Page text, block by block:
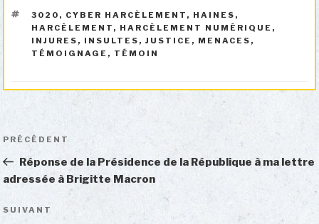
ÉTIQUETTES
3020 , CYBER HARCÈLEMENT , HAINES ,
HARCÈLEMENT , HARCÈLEMENT NUMÉRIQUE ,
INJURES , INSULTES , JUSTICE , MENACES ,
TÉMOIGNAGE , TÉMOIN
Navigation
l’article
Article
précédent
PRÉCÉDENT
Réponse de la Présidence de la République à ma lettre
adressée à Brigitte Macron
Article
SUIVANT